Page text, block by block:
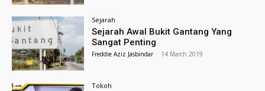
Sejarah
Sejarah Awal Bukit Gantang Yang
Sangat Penting
Freddie Aziz Jasbindar - 14 March 2019
Tokoh